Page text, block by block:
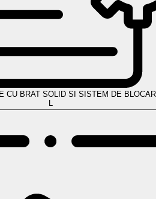
CU BRAT SOLID SI SISTEM DE